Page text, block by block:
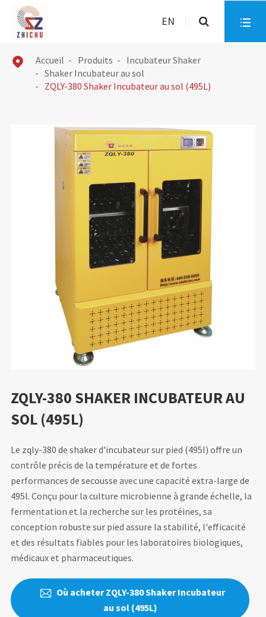
EN 
 Accueil Produits
Incubateur Shaker
Shaker Incubateur au sol
ZQLY-380 Shaker Incubateur au sol (495L)
ZQLY-380 SHAKER INCUBATEUR AU
SOL (495L)
Le zqly-380 de shaker d'incubateur sur pied (495l) offre un
contrôle précis de la température et de fortes
performances de secousse avec une capacité extra-large de
495l. Conçu pour la culture microbienne à grande échelle, la
fermentation et la recherche sur les protéines, sa
conception robuste sur pied assure la stabilité, l'efficacité
et des résultats fiables pour les laboratoires biologiques,
médicaux et pharmaceutiques.
 Où acheter ZQLY-380 Shaker Incubateur
au sol (495L)